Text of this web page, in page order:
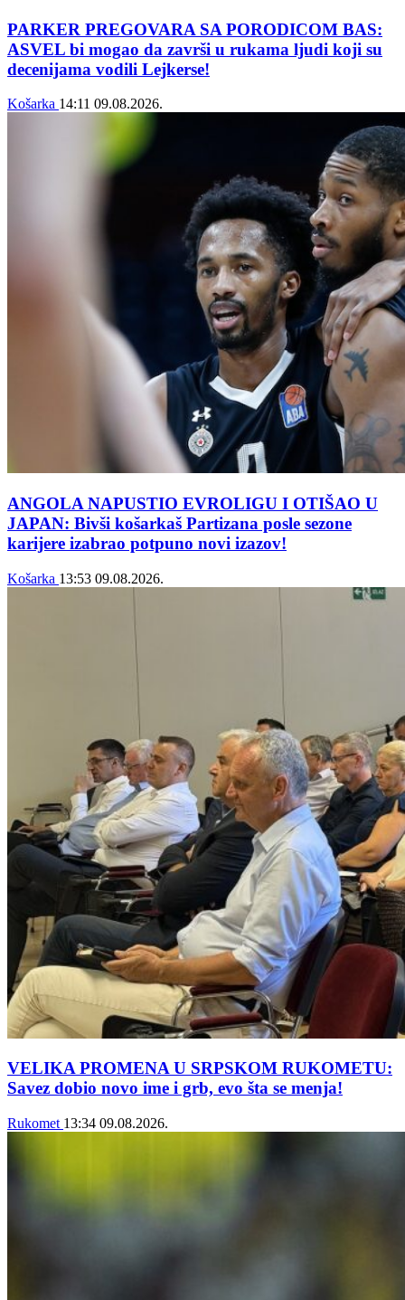
PARKER PREGOVARA SA PORODICOM BAS:
ASVEL bi mogao da završi u rukama ljudi koji su
decenijama vodili Lejkerse!
Košarka 14:11 09.08.2026.
ANGOLA NAPUSTIO EVROLIGU I OTIŠAO U
JAPAN: Bivši košarkaš Partizana posle sezone
karijere izabrao potpuno novi izazov!
Košarka 13:53 09.08.2026.
VELIKA PROMENA U SRPSKOM RUKOMETU:
Savez dobio novo ime i grb, evo šta se menja!
Rukomet 13:34 09.08.2026.